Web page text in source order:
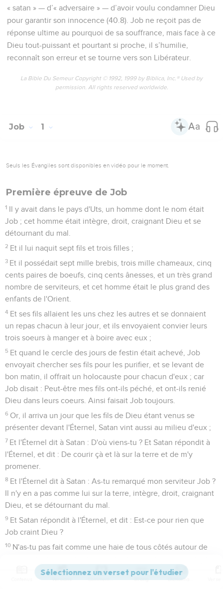
« satan » — d’« adversaire » — d’avoir voulu condamner Dieu
pour garantir son innocence (40.8). Job ne reçoit pas de
réponse ultime au pourquoi de sa souffrance, mais face à ce
Dieu tout-puissant et pourtant si proche, il s’humilie,
reconnaît son erreur et se tourne vers son Libérateur.
La Bible Du Semeur Copyright © 1992, 1999 by Biblica, Inc.® Used by
permission. All rights reserved worldwide.
Job 1
Seuls les Évangiles sont disponibles en vidéo pour le moment.
Première épreuve de Job
1 Il y avait dans le pays d'Uts, un homme dont le nom était
Job ; cet homme était intègre, droit, craignant Dieu et se
détournant du mal.
2 Et il lui naquit sept fils et trois filles ;
3 Et il possédait sept mille brebis, trois mille chameaux, cinq
cents paires de boeufs, cinq cents ânesses, et un très grand
nombre de serviteurs, et cet homme était le plus grand des
enfants de l'Orient.
4 Et ses fils allaient les uns chez les autres et se donnaient
un repas chacun à leur jour, et ils envoyaient convier leurs
trois soeurs à manger et à boire avec eux ;
5 Et quand le cercle des jours de festin était achevé, Job
envoyait chercher ses fils pour les purifier, et se levant de
bon matin, il offrait un holocauste pour chacun d'eux ; car
Job disait : Peut-être mes fils ont-ils péché, et ont-ils renié
Dieu dans leurs coeurs. Ainsi faisait Job toujours.
6 Or, il arriva un jour que les fils de Dieu étant venus se
présenter devant l'Éternel, Satan vint aussi au milieu d'eux ;
7 Et l'Éternel dit à Satan : D'où viens-tu ? Et Satan répondit à
l'Éternel, et dit : De courir çà et là sur la terre et de m'y
promener.
8 Et l'Éternel dit à Satan : As-tu remarqué mon serviteur Job ?
Il n'y en a pas comme lui sur la terre, intègre, droit, craignant
Dieu, et se détournant du mal.
9 Et Satan répondit à l'Éternel, et dit : Est-ce pour rien que
Job craint Dieu ?
10 N'as-tu pas fait comme une haie de tous côtés autour de
Tu as béni l'oeuvre de ses mains, et ses troupeaux se
répandent sur la terre.
Versions Commentaires Strong